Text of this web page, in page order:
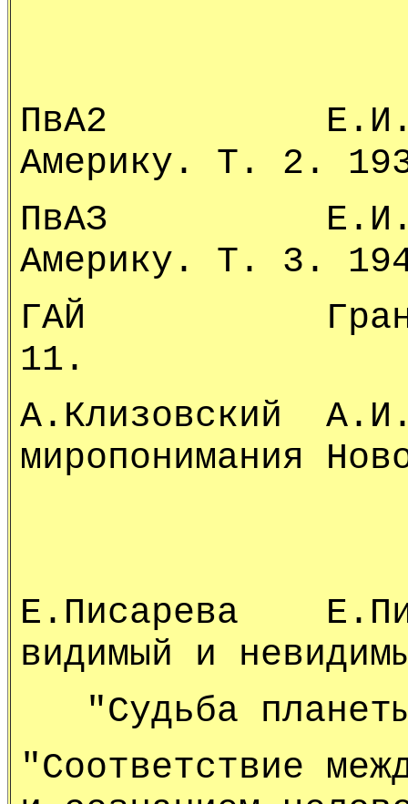
ПвА2
Америку. Т. 2.
ПвАЗ
Америку. Т. 3.
ГАЙ Грани
11.
А.Клизовский
миропонимания
Е.Писарева
видимый и
"Судьба
"Соответствие